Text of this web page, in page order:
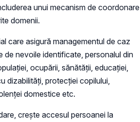
unui mecanism de coordonare
domenii.
care asigură managementul de caz
nevoile identificate, personalul din
ocupării, sănătății, educației,
dizabilități, protecției copilului,
domestice etc.
crește accesul persoanei la